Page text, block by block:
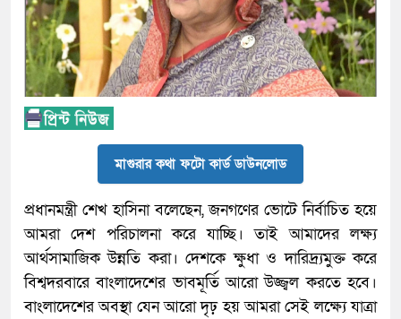
মাগুরার কথা ফটো কার্ড ডাউনলোড
প্রধানমন্ত্রী শেখ হাসিনা বলেছেন, জনগণের ভোটে নির্বাচিত হয়ে
আমরা দেশ পরিচালনা করে যাচ্ছি। তাই আমাদের লক্ষ্য
আর্থসামাজিক উন্নতি করা। দেশকে ক্ষুধা ও দারিদ্র্যমুক্ত করে
বিশ্বদরবারে বাংলাদেশের ভাবমূর্তি আরো উজ্জ্বল করতে হবে।
বাংলাদেশের অবস্থা যেন আরো দৃঢ় হয় আমরা সেই লক্ষ্যে যাত্রা